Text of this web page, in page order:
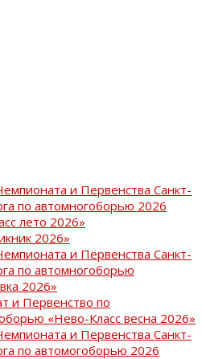
и Первенства Санкт-
по автомногоборью 2026
лето 2026»
2026»
и Первенства Санкт-
по автомногоборью
2026»
и Первенство по
«Нево-Класс весна 2026»
и Первенства Санкт-
по автомогоборью 2026